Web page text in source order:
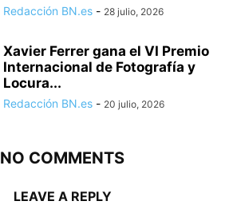
Redacción BN.es - 28 julio, 2026
Xavier Ferrer gana el VI Premio
Internacional de Fotografía y
Locura...
Redacción BN.es - 20 julio, 2026
NO COMMENTS
LEAVE A REPLY